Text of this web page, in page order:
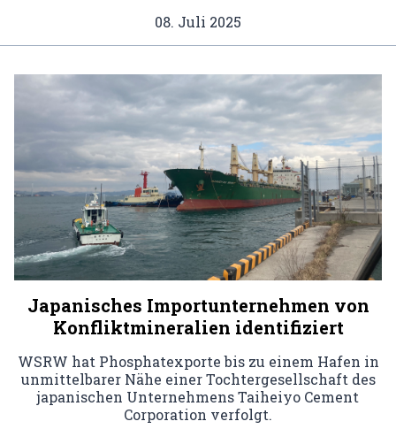
08. Juli 2025
Japanisches Importunternehmen von
Konfliktmineralien identifiziert
WSRW hat Phosphatexporte bis zu einem Hafen in
unmittelbarer Nähe einer Tochtergesellschaft des
japanischen Unternehmens Taiheiyo Cement
Corporation verfolgt.